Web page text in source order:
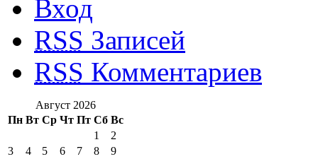
Вход
RSS Записей
RSS Комментариев
Август 2026
Пн Вт Ср Чт Пт Сб Вс
1
2
3
4 5 6 7 8
9